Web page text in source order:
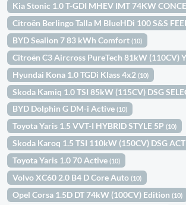
Kia Stonic 1.0 T-GDI MHEV IMT 74KW
Citroën Berlingo Talla M BlueHDi 100 S&S
BYD Sealion 7 83 kWh Comfort(10)
Citroën C3 Aircross PureTech 81kW (110CV)
Hyundai Kona 1.0 TGDi Klass 4x2(10)
Skoda Kamiq 1.0 TSI 85kW (115CV) DSG
BYD Dolphin G DM-i Active(10)
Toyota Yaris 1.5 VVT-I HYBRID STYLE 5P(10)
Skoda Karoq 1.5 TSI 110kW (150CV) DSG
Toyota Yaris 1.0 70 Active(10)
Volvo XC60 2.0 B4 D Core Auto(10)
Opel Corsa 1.5D DT 74kW (100CV) Edition(10)